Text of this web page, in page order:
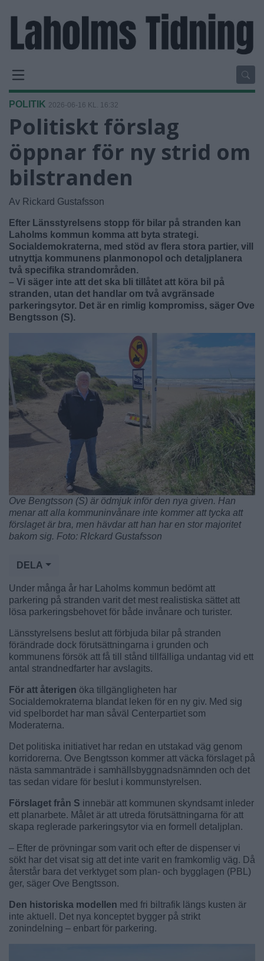
POLITIK 2026-06-16 KL. 16:32
Politiskt förslag
öppnar för ny strid om
bilstranden
Av Rickard Gustafsson
Efter Länsstyrelsens stopp för bilar på stranden kan
Laholms kommun komma att byta strategi.
Socialdemokraterna, med stöd av flera stora partier, vill
utnyttja kommunens planmonopol och detaljplanera
två specifika strandområden.
– Vi säger inte att det ska bli tillåtet att köra bil på
stranden, utan det handlar om två avgränsade
parkeringsytor. Det är en rimlig kompromiss, säger Ove
Bengtsson (S).
Ove Bengtsson (S) är ödmjuk inför den nya given. Han
menar att alla kommuninvånare inte kommer att tycka att
förslaget är bra, men hävdar att han har en stor majoritet
bakom sig. Foto: RIckard Gustafsson
DELA
Under många år har Laholms kommun bedömt att
parkering på stranden varit det mest realistiska sättet att
lösa parkeringsbehovet för både invånare och turister.
Länsstyrelsens beslut att förbjuda bilar på stranden
förändrade dock förutsättningarna i grunden och
kommunens försök att få till stånd tillfälliga undantag vid ett
antal strandnedfarter har avslagits.
För att återigen öka tillgängligheten har
Socialdemokraterna blandat leken för en ny giv. Med sig
vid spelbordet har man såväl Centerpartiet som
Moderaterna.
Det politiska initiativet har redan en utstakad väg genom
korridorerna. Ove Bengtsson kommer att väcka förslaget på
nästa sammanträde i samhällsbyggnadsnämnden och det
tas sedan vidare för beslut i kommunstyrelsen.
Förslaget från S innebär att kommunen skyndsamt inleder
ett planarbete. Målet är att utreda förutsättningarna för att
skapa reglerade parkeringsytor via en formell detaljplan.
– Efter de prövningar som varit och efter de dispenser vi
sökt har det visat sig att det inte varit en framkomlig väg. Då
återstår bara det verktyget som plan- och bygglagen (PBL)
ger, säger Ove Bengtsson.
Den historiska modellen med fri biltrafik längs kusten är
inte aktuell. Det nya konceptet bygger på strikt
zonindelning – enbart för parkering.